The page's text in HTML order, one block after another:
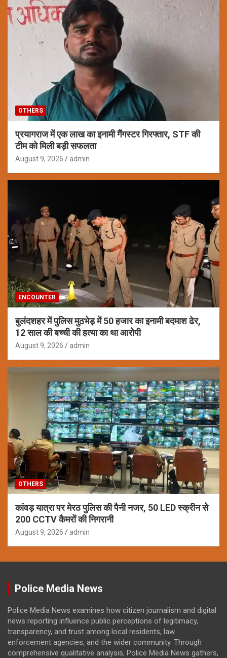
OTHERS
प्रयागराज में एक लाख का इनामी गैंगस्टर गिरफ्तार, STF की
टीम को मिली बड़ी सफलता
August 9, 2026 admin
ENCOUNTER
बुलंदशहर में पुलिस मुठभेड़ में 50 हजार का इनामी बदमाश ढेर,
12 साल की बच्ची की हत्या का था आरोपी
August 9, 2026 admin
OTHERS
कांवड़ यात्रा पर मेरठ पुलिस की पैनी नजर, 50 LED स्क्रीन से
200 CCTV कैमरों की निगरानी
August 9, 2026 admin
Police Media News
Police Media News examines how citizen journalism and digital
news reporting influence public perceptions of legitimacy,
transparency, and trust among local residents, law
enforcement agencies, and the wider community. Through
comprehensive qualitative analysis, Police Media News gathers,